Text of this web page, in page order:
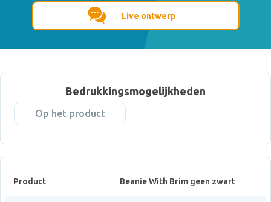
Live ontwerp
Bedrukkingsmogelijkheden
Op het product
Product Beanie With Brim geen zwart